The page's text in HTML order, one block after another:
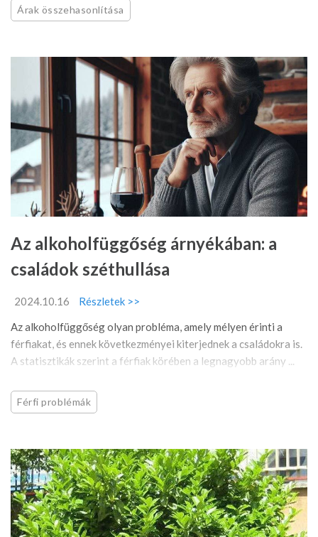
Árak összehasonlítása
Az alkoholfüggőség árnyékában: a
családok széthullása
2024.10.16
Részletek >>
Az alkoholfüggőség olyan probléma, amely mélyen érinti a
férfiakat, és ennek következményei kiterjednek a családokra is.
A statisztikák szerint a férfiak körében a legnagyobb arány ...
Férfi problémák